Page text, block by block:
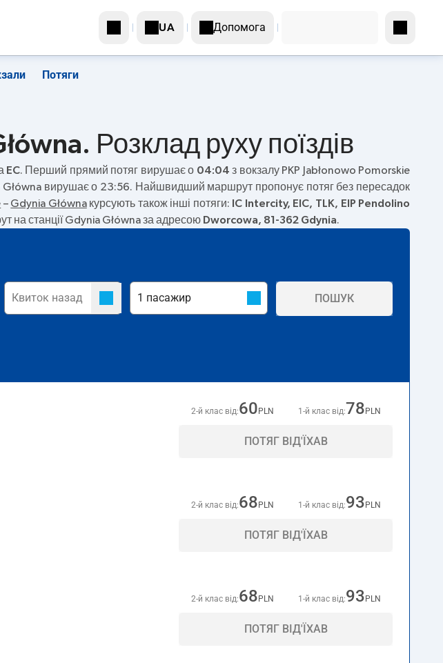
UA Допомога
Потяги
Розклад руху поїздів
EC. Перший прямий потяг вирушає о 04:04 з вокзалу PKP Jabłonowo Pomorskie
Główna вирушає о 23:56. Найшвидший маршрут пропонує потяг без пересадок
– Gdynia Głównaкурсують також інші потяги: IC Intercity, EIC, TLK, EIP Pendolino
на станції Gdynia Główna за адресою Dworcowa, 81-362 Gdynia.
ПОШУК
2-й клас від:60 PLN 1-й клас від:78 PLN
ПОТЯГ ВІД'ЇХАВ
2-й клас від:68 PLN 1-й клас від:93 PLN
ПОТЯГ ВІД'ЇХАВ
2-й клас від:68 PLN 1-й клас від:93 PLN
ПОТЯГ ВІД'ЇХАВ